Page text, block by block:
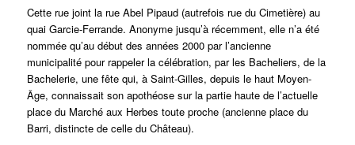
Cette rue joint la rue Abel Pipaud (autrefois rue du Cimetière) au
quai Garcie-Ferrande. Anonyme jusqu’à récemment, elle n’a été
nommée qu’au début des années 2000 par l’ancienne
municipalité pour rappeler la célébration, par les Bacheliers, de la
Bachelerie, une fête qui, à Saint-Gilles, depuis le haut Moyen-
Âge, connaissait son apothéose sur la partie haute de l’actuelle
place du Marché aux Herbes toute proche (ancienne place du
Barri, distincte de celle du Château).